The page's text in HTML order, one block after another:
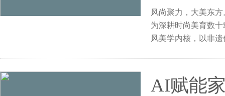
风尚聚力，大美东
为深耕时尚美育数
风美学内核，以非
AI赋能